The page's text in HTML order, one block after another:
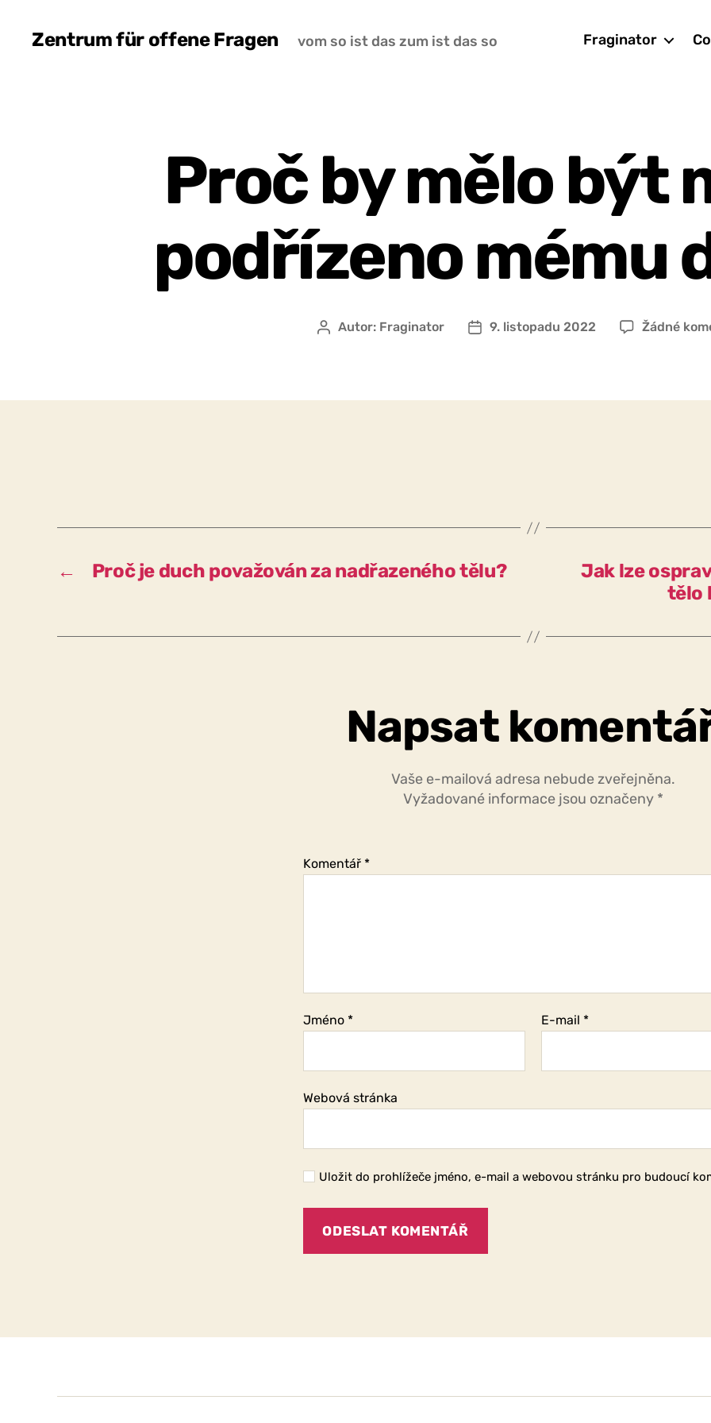
Zentrum für offene Fragen vom so ist das zum ist das so Fraginator
Proč by mělo být
podřízeno mému
Autor
Autor: Fraginator
Datum
9. listopadu 2022 Žádné
← Proč je duch považován za nadřazeného tělu?
Jak lze
tělo
Napsat
Vaše e-mailová adresa nebude zveřejněna.
Vyžadované informace jsou označeny *
Komentář *
Jméno * E-mail *
Webová stránka
Uložit do prohlížeče jméno, e-mail a webovou stránku pro budoucí